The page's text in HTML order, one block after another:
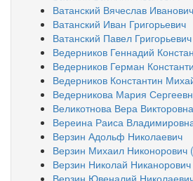
Ватанский Вячеслав Иванович
Ватанский Иван Григорьевич
Ватанский Павел Григорьевич
Ведерников Геннадий
Ведерников Герман
Ведерников Константин
Ведерникова Мария
Великотнова Вера Викторовна
Вереина Раиса
Верзин Адольф Николаевич
Верзин Михаил Никонорович
Верзин Николай
Верзин Ювеналий